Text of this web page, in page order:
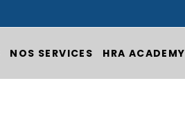
NOS SERVICES HRA ACADEMY